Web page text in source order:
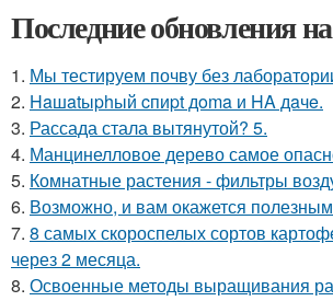
Последние обновления
1. Мы тестируем почву без
2. Haшatыphый cпиpt дoma и HA дaчe.
3. Рассада стала вытянутой? 5.
4. Манцинелловое дерево самое
5. Комнатные растения - фильтры
6. Возможно, и вам окажется полезным
7. 8 самых скороспелых сортов
через 2 месяца.
8. Освоенные методы выращивания